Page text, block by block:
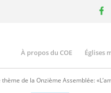
Main
navigation
À propos du COE Églises
thème de la Onzième Assemblée: